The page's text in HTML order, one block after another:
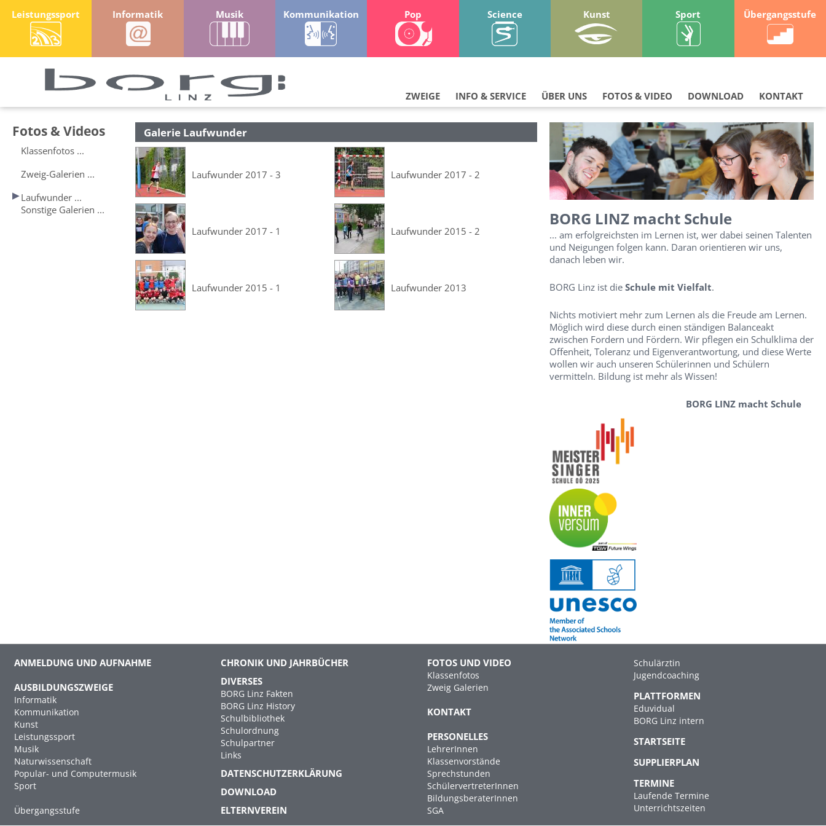
Leistungssport Informatik Musik Kommunikation Pop Science Kunst Sport Übergangsstufe
KONTAKT
DOWNLOAD
FOTOS & VIDEO
ÜBER UNS
INFO & SERVICE
ZWEIGE
Fotos & Videos
Klassenfotos ...
Zweig-Galerien ...
Laufwunder ...
Sonstige Galerien ...
Galerie Laufwunder
Laufwunder 2017 - 3 Laufwunder 2017 - 2
Laufwunder 2017 - 1 Laufwunder 2015 - 2
Laufwunder 2015 - 1 Laufwunder 2013
BORG LINZ macht Schule
... am erfolgreichsten im Lernen ist, wer dabei seinen Talenten
und Neigungen folgen kann. Daran orientieren wir uns,
danach leben wir.
BORG Linz ist die Schule mit Vielfalt.
Nichts motiviert mehr zum Lernen als die Freude am Lernen.
Möglich wird diese durch einen ständigen Balanceakt
zwischen Fordern und Fördern. Wir pflegen ein Schulklima der
Offenheit, Toleranz und Eigenverantwortung, und diese Werte
wollen wir auch unseren Schülerinnen und Schülern
vermitteln. Bildung ist mehr als Wissen!
BORG LINZ macht Schule
ANMELDUNG UND AUFNAHME
AUSBILDUNGSZWEIGE
Informatik
Kommunikation
Kunst
Leistungssport
Musik
Naturwissenschaft
Popular- und Computermusik
Sport
Übergangsstufe
CHRONIK UND JAHRBÜCHER
DIVERSES
BORG Linz Fakten
BORG Linz History
Schulbibliothek
Schulordnung
Schulpartner
Links
DATENSCHUTZERKLÄRUNG
DOWNLOAD
ELTERNVEREIN
FOTOS UND VIDEO
Klassenfotos
Zweig Galerien
KONTAKT
PERSONELLES
LehrerInnen
Klassenvorstände
Sprechstunden
SchülervertreterInnen
BildungsberaterInnen
SGA
Schulärztin
Jugendcoaching
PLATTFORMEN
Eduvidual
BORG Linz intern
STARTSEITE
SUPPLIERPLAN
TERMINE
Laufende Termine
Unterrichtszeiten